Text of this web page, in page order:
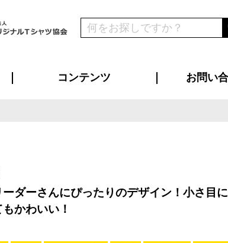
コンテンツ お問い
ーダーさんにぴったりのデザイン！小さ目
もかわいい！